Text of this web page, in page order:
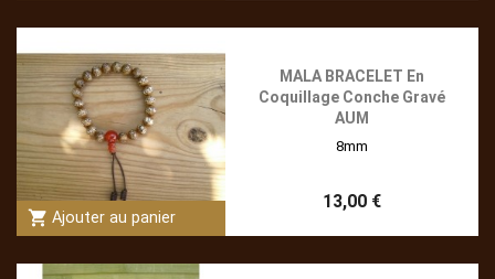
shopping_cart Ajouter au panier
MALA BRACELET En
Coquillage Conche Gravé
AUM
8mm
13,00 €